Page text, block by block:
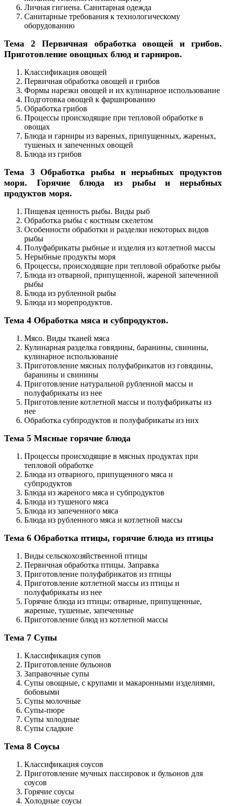
Личная гигиена. Санитарная одежда
Санитарные требования к технологическому
оборудованию
Тема 2 Первичная обработка овощей и грибов.
Приготовление овощных блюд и гарниров.
Классификация овощей
Первичная обработка овощей и грибов
Формы нарезки овощей и их кулинарное использование
Подготовка овощей к фаршированию
Обработка грибов
Процессы происходящие при тепловой обработке в
овощах
Блюда и гарниры из вареных, припущенных, жареных,
тушеных и запеченных овощей
Блюда из грибов
Тема 3 Обработка рыбы и нерыбных продуктов
моря. Горячие блюда из рыбы и нерыбных
продуктов моря.
Пищевая ценность рыбы. Виды рыб
Обработка рыбы с костным скелетом
Особенности обработки и разделки некоторых видов
рыбы
Полуфабрикаты рыбные и изделия из котлетной массы
Нерыбные продукты моря
Процессы, происходящие при тепловой обработке рыбы
Блюда из отварной, припущенной, жареной запеченной
рыбы
Блюда из рубленной рыбы
Блюда из морепродуктов.
Тема 4 Обработка мяса и субпродуктов.
Мясо. Виды тканей мяса
Кулинарная разделка говядины, баранины, свинины,
кулинарное использование
Приготовление мясных полуфабрикатов из говядины,
баранины и свинины
Приготовление натуральной рубленной массы и
полуфабрикаты из нее
Приготовление котлетной массы и полуфабрикаты из
нее
Обработка субпродуктов и полуфабрикаты из них
Тема 5 Мясные горячие блюда
Процессы происходящие в мясных продуктах при
тепловой обработке
Блюда из отварного, припущенного мяса и
субпродуктов
Блюда из жареного мяса и субпродуктов
Блюда из тушеного мяса
Блюда из запеченного мяса
Блюда из рубленного мяса и котлетной массы
Тема 6 Обработка птицы, горячие блюда из птицы
Виды сельскохозяйственной птицы
Первичная обработка птицы. Заправка
Приготовление полуфабрикатов из птицы
Приготовление котлетной массы из птицы и
полуфабрикаты из нее
Горячие блюда из птицы: отварные, припущенные,
жареные, тушеные, запеченные
Приготовление блюд из котлетной массы
Тема 7 Супы
Классификация супов
Приготовление бульонов
Заправочные супы
Супы овощные, с крупами и макаронными изделиями,
бобовыми
Супы молочные
Супы-пюре
Супы холодные
Супы сладкие
Тема 8 Соусы
Классификация соусов
Приготовление мучных пассировок и бульонов для
соусов
Горячие соусы
Холодные соусы